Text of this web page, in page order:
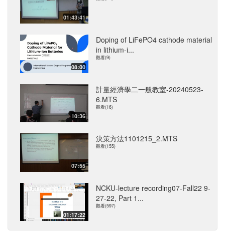
01:43:41
08:00
Doping of LiFePO4 cathode material
in lithium-i...
觀看(9)
10:36
計量經濟學二一般教室-20240523-
6.MTS
觀看(16)
07:55
決策方法1101215_2.MTS
觀看(155)
01:17:22
NCKU-lecture recording07-Fall22 9-
27-22, Part 1...
觀看(597)